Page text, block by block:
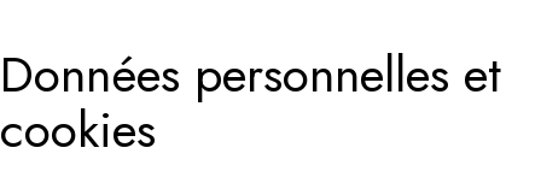
Données personnelles et
cookies